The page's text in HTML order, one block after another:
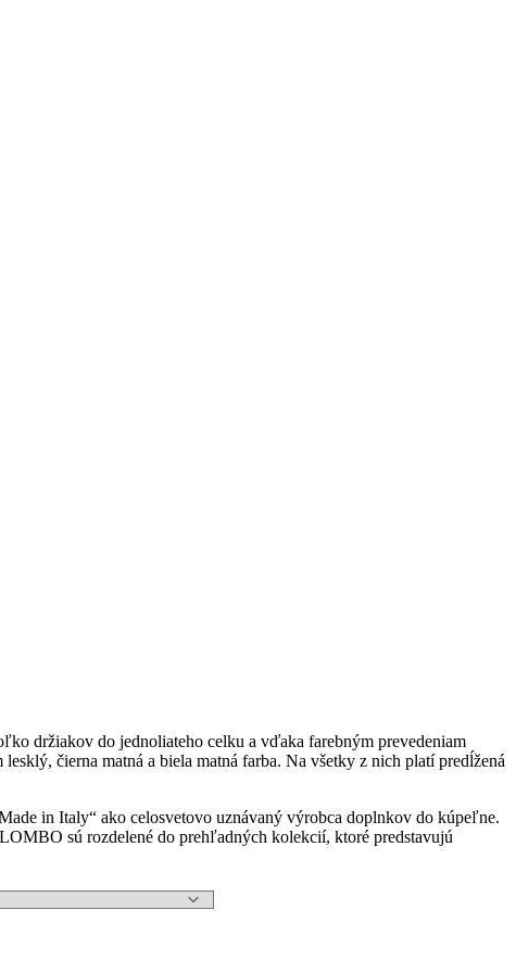
držiakov do jednoliateho celku a vďaka farebným prevedeniam
čierna matná a biela matná farba. Na všetky z nich platí predĺžená
in Italy“ ako celosvetovo uznávaný výrobca doplnkov do kúpeľne.
sú rozdelené do prehľadných kolekcií, ktoré predstavujú